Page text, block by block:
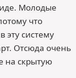
Молодые
что
эту систему
Отсюда очень
на скрытую